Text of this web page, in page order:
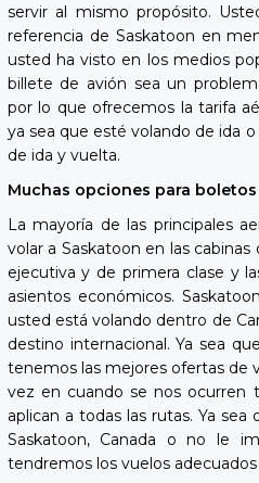
servir al mismo propósito.
referencia de Saskatoon en
usted ha visto en los medios
billete de avión sea un
por lo que ofrecemos la tarifa
ya sea que esté volando de ida
de ida y vuelta.
Muchas opciones para
La mayoría de las principales
volar a Saskatoon en las
ejecutiva y de primera clase y
asientos económicos.
usted está volando dentro de
destino internacional. Ya sea
tenemos las mejores ofertas de
vez en cuando se nos ocurren
aplican a todas las rutas. Ya
Saskatoon, Canada o no le
tendremos los vuelos adecuados